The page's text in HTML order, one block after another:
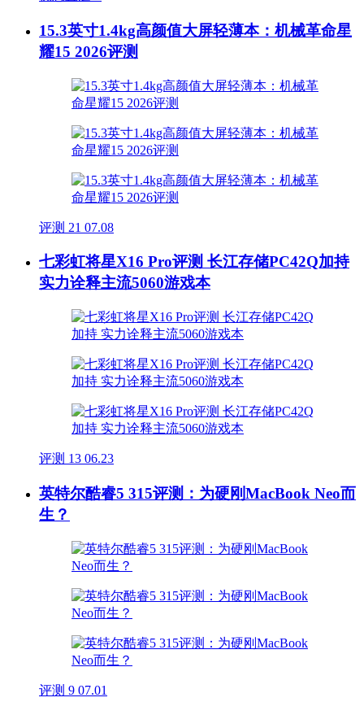
15.3英寸1.4kg高颜值大屏轻薄本：机械革命星
耀15 2026评测
评测 21 07.08
七彩虹将星X16 Pro评测 长江存储PC42Q加持
实力诠释主流5060游戏本
评测 13 06.23
英特尔酷睿5 315评测：为硬刚MacBook Neo而
生？
评测 9 07.01